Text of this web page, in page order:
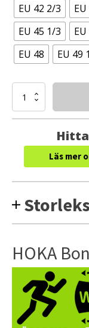
EU 42 2/3
EU 45 1/3
EU 48
EU 49
HOKA
9
Läs mer
HOKA